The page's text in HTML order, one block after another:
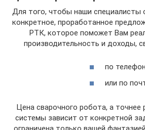
Для того, чтобы наши специалисты
конкретное, проработанное
РТК, которое поможет Вам
производительность и доходы,
по
или по
Цена сварочного робота, а точнее
системы зависит от конкретной